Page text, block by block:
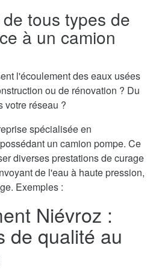
tous types de
à un camion
l'écoulement des eaux usées
ou de rénovation ? Du
votre réseau ?
spécialisée en
un camion pompe. Ce
diverses prestations de curage
de l'eau à haute pression,
Exemples :
Niévroz :
de qualité au